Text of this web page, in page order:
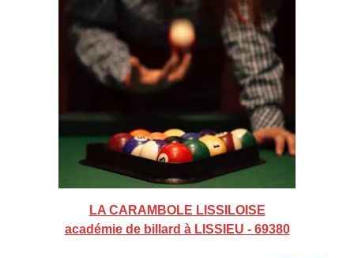
LA CARAMBOLE LISSILOISE
académie de billard à LISSIEU - 69380